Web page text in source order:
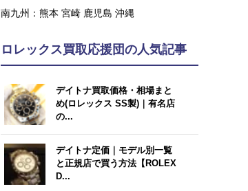
南九州： 熊本 宮崎 鹿児島 沖縄
ロレックス買取応援団の人気記事
デイトナ買取価格・相場まと
め(ロレックス SS製)｜有名店
の...
デイトナ定価｜モデル別一覧
と正規店で買う方法【ROLEX
D...